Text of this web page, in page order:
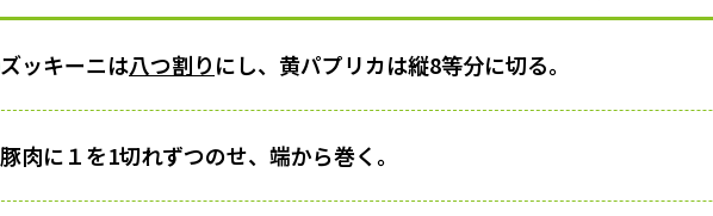
ズッキーニは八つ割りにし、黄パプリカは縦8等分に切る。
豚肉に１を1切れずつのせ、端から巻く。